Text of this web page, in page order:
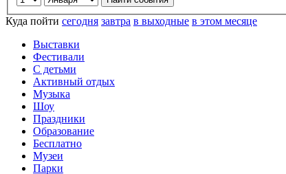
Куда пойти сегодня завтра в выходные в этом месяце
Выставки
Фестивали
С детьми
Активный отдых
Музыка
Шоу
Праздники
Образование
Бесплатно
Музеи
Парки